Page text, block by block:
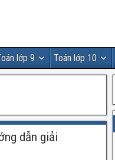
lớp 9 Toán lớp 10
dẫn giải